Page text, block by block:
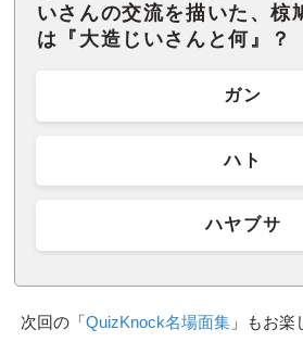
いさんの交流を描いた、椋
は『大造じいさんと何』？
ガン
ハト
ハヤブサ
次回の「QuizKnock名場面集」もお楽